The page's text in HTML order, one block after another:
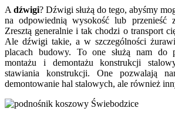
A dźwigi? Dźwigi służą do tego, abyśmy
na odpowiednią wysokość lub przenieść
Zresztą generalnie i tak chodzi o transport
Ale dźwigi takie, a w szczególności
placach budowy. To one służą nam do
montażu i demontażu konstrukcji
stawiania konstrukcji. One pozwalają
demontowanie hal stalowych, ale również